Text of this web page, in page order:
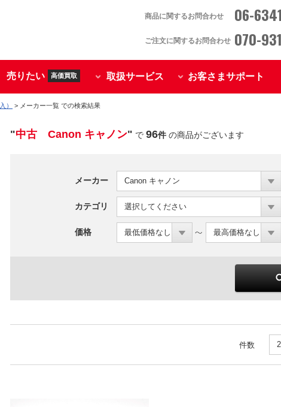
商品に関するお問合わせ 06-
ご注文に関するお問合わせ 070-
売りたい 高価買取 取扱サービス お客さまサポート
） > メーカー一覧 での検索結果
"中古 Canon キャノン" で 96件の商品がございます
メーカー Canon キャノン
カテゴリ 選択してください
価格 最低価格なし 最高価格なし
件数